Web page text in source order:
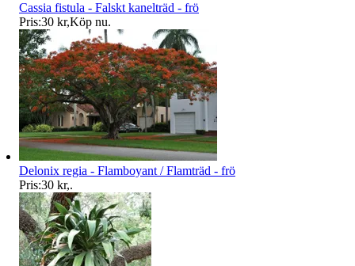
Cassia fistula - Falskt kanelträd - frö
Pris:30 kr,Köp nu.
Delonix regia - Flamboyant / Flamträd - frö
Pris:30 kr,.